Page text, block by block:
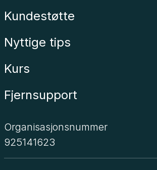
Kundestøtte
Nyttige tips
Kurs
Fjernsupport
Organisasjonsnummer
925141623